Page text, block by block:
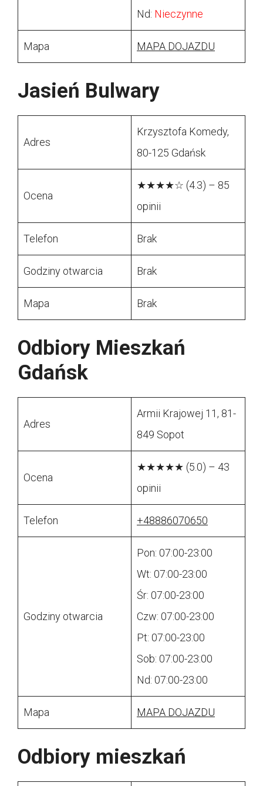
Nd: Nieczynne
Mapa MAPA DOJAZDU
Jasień Bulwary
Adres
Krzysztofa Komedy,
80-125 Gdańsk
Ocena
★★★★☆ (4.3) – 85
opinii
Telefon Brak
Godziny otwarcia Brak
Mapa Brak
Odbiory Mieszkań
Gdańsk
Adres
Armii Krajowej 11, 81-
849 Sopot
Ocena
★★★★★ (5.0) – 43
opinii
Telefon +48886070650
Godziny otwarcia
Pon: 07:00-23:00
Wt: 07:00-23:00
Śr: 07:00-23:00
Czw: 07:00-23:00
Pt: 07:00-23:00
Sob: 07:00-23:00
Nd: 07:00-23:00
Mapa MAPA DOJAZDU
Odbiory mieszkań